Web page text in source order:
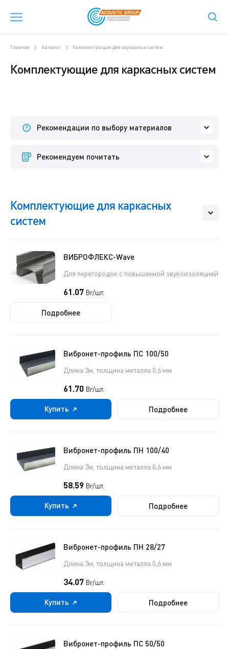
Главная Каталог Комплектующие для каркасных систем
Комплектующие для каркасных систем
Рекомендации по выбору материалов
Рекомендуем почитать
Комплектующие для каркасных
систем
ВИБРОФЛЕКС-Wave
Для перегородок с повышенной звукоизоляцией
61.07 Br/шт.
Подробнее
Вибронет-профиль ПС 100/50
Длина 3м, толщина металла 0,6 мм
61.70 Br/шт.
Купить Подробнее
Вибронет-профиль ПН 100/40
Длина 3м, толщина металла 0,6 мм
58.59 Br/шт.
Купить Подробнее
Вибронет-профиль ПН 28/27
Длина 3м, толщина металла 0,6 мм
34.07 Br/шт.
Купить Подробнее
Вибронет-профиль ПС 50/50